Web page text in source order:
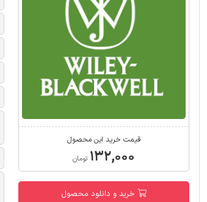
قیمت خرید این محصول
۱۳۲,۰۰۰ تومان
خرید و دانلود محصول